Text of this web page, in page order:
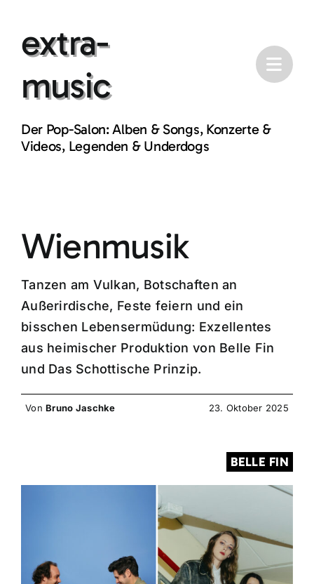
contentextra-
music
Der Pop-Salon: Alben & Songs, Konzerte &
Videos, Legenden & Underdogs
Wienmusik
Tanzen am Vulkan, Botschaften an
Außerirdische, Feste feiern und ein
bisschen Lebensermüdung: Exzellentes
aus heimischer Produktion von Belle Fin
und Das Schottische Prinzip.
VonBruno Jaschke 23. Oktober 2025
BELLE FIN